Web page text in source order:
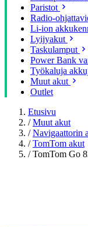
Paristot
Radio-
Li-ion
Lyijyakut
Taskulamput
Power Bank
Työkaluja
Muut akut
Outlet
Etusivu
/ Muut akut
/ Navigaattorin
/ TomTom akut
/ TomTom Go